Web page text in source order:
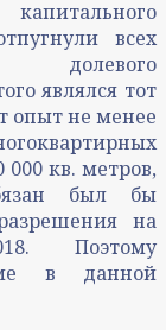
всех
долевого
являлся тот
опыт не менее
кв. метров,
был бы
на
Поэтому
в данной